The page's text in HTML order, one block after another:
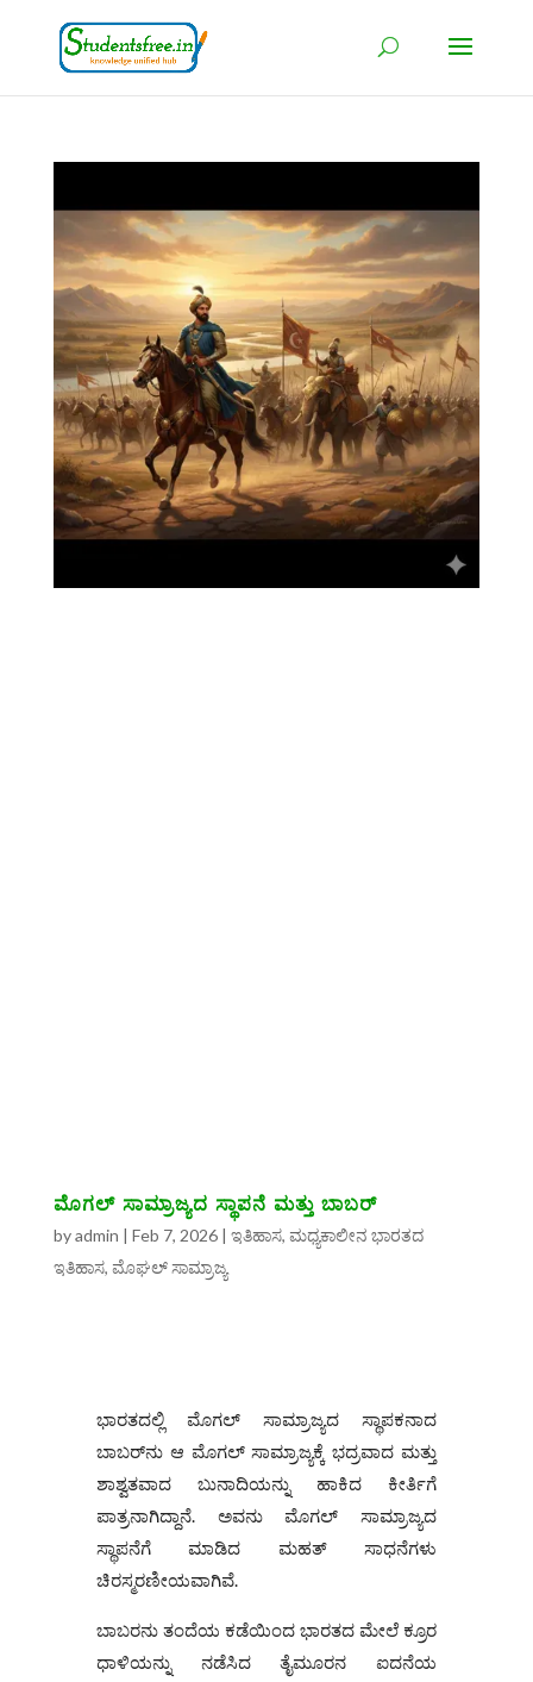
ಮೊಗಲ್ ಸಾಮ್ರಾಜ್ಯದ ಸ್ಥಾಪನೆ ಮತ್ತು ಬಾಬರ್
byadmin | Feb 7, 2026| ಇತಿಹಾಸ, ಮಧ್ಯಕಾಲೀನ ಭಾರತದ
ಇತಿಹಾಸ, ಮೊಘಲ್‌ ಸಾಮ್ರಾಜ್ಯ
ಭಾರತದಲ್ಲಿ ಮೊಗಲ್ ಸಾಮ್ರಾಜ್ಯದ ಸ್ಥಾಪಕನಾದ
ಬಾಬರ್‌ನು ಆ ಮೊಗಲ್ ಸಾಮ್ರಾಜ್ಯಕ್ಕೆ ಭದ್ರವಾದ ಮತ್ತು
ಶಾಶ್ವತವಾದ ಬುನಾದಿಯನ್ನು ಹಾಕಿದ ಕೀರ್ತಿಗೆ
ಪಾತ್ರನಾಗಿದ್ದಾನೆ. ಅವನು ಮೊಗಲ್ ಸಾಮ್ರಾಜ್ಯದ
ಸ್ಥಾಪನೆಗೆ ಮಾಡಿದ ಮಹತ್ ಸಾಧನೆಗಳು
ಚಿರಸ್ಮರಣೀಯವಾಗಿವೆ.
ಬಾಬರನು ತಂದೆಯ ಕಡೆಯಿಂದ ಭಾರತದ ಮೇಲೆ ಕ್ರೂರ
ಧಾಳಿಯನ್ನು ನಡೆಸಿದ ತೈಮೂರನ ಐದನೆಯ